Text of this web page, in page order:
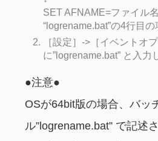
SET AFNAME=ファイル
“logrename.bat”の4行目
［設定］->［イベントオ
に”logrename.bat” と入力
●注意●
OSが64bit版の場合、バッ
ル”logrename.bat” で記述